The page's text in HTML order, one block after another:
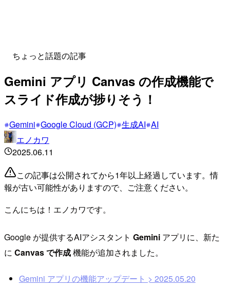
ちょっと話題の記事
Gemini アプリ Canvas の作成機能で
スライド作成が捗りそう！
Gemini Google Cloud (GCP) 生成AI AI
エノカワ
2025.06.11
この記事は公開されてから1年以上経過しています。情
報が古い可能性がありますので、ご注意ください。
こんにちは！エノカワです。
Google が提供するAIアシスタント Gemini アプリに、新た
に Canvas で作成機能が追加されました。
Gemini アプリの機能アップデート > 2025.05.20